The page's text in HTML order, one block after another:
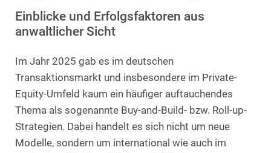
Einblicke und Erfolgsfaktoren aus
anwaltlicher Sicht
Im Jahr 2025 gab es im deutschen
Transaktionsmarkt und insbesondere im Private-
Equity-Umfeld kaum ein häufiger auftauchendes
Thema als sogenannte Buy-and-Build- bzw. Roll-up-
Strategien. Dabei handelt es sich nicht um neue
Modelle, sondern um international wie auch im